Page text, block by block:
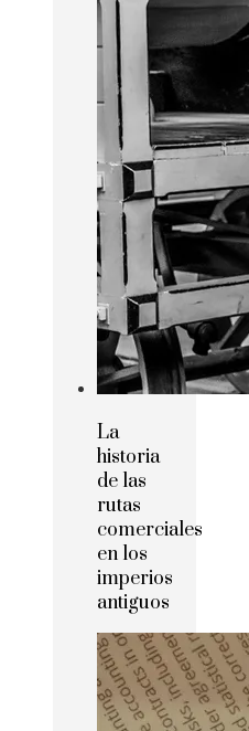
La
historia
de las
rutas
comerciales
en los
imperios
antiguos